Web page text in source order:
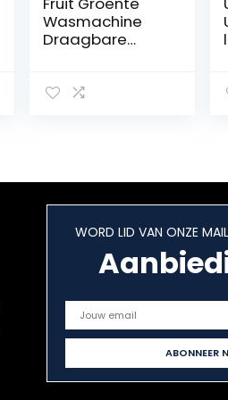
Wasmachine
Draagbare
Desinfectie
WORD LID VAN ONZE